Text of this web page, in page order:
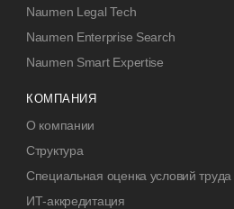
Naumen Legal Tech
Naumen Enterprise Search
Naumen Smart Expertise
КОМПАНИЯ
О компании
Структура
Специальная оценка условий труда
ИТ-аккредитация